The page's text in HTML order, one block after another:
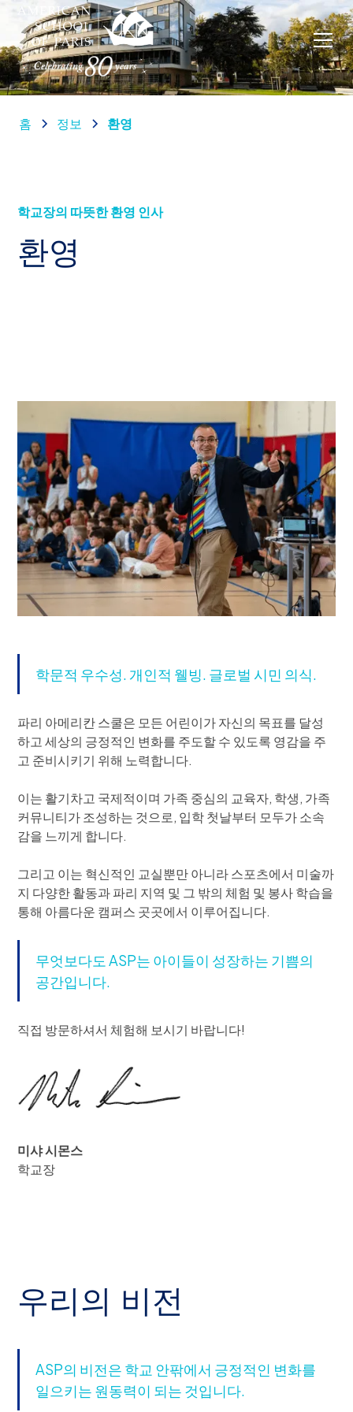
홈 정보 환영
학교장의 따뜻한 환영 인사
환영
학문적 우수성. 개인적 웰빙. 글로벌 시민 의식.
파리 아메리칸 스쿨은 모든 어린이가 자신의 목표를 달성
하고 세상의 긍정적인 변화를 주도할 수 있도록 영감을 주
고 준비시키기 위해 노력합니다.
이는 활기차고 국제적이며 가족 중심의 교육자, 학생, 가족
커뮤니티가 조성하는 것으로, 입학 첫날부터 모두가 소속
감을 느끼게 합니다.
그리고 이는 혁신적인 교실뿐만 아니라 스포츠에서 미술까
지 다양한 활동과 파리 지역 및 그 밖의 체험 및 봉사 학습을
통해 아름다운 캠퍼스 곳곳에서 이루어집니다.
무엇보다도 ASP는 아이들이 성장하는 기쁨의
공간입니다.
직접 방문하셔서 체험해 보시기 바랍니다!
미샤 시몬스
학교장
우리의 비전
ASP의 비전은 학교 안팎에서 긍정적인 변화를
일으키는 원동력이 되는 것입니다.